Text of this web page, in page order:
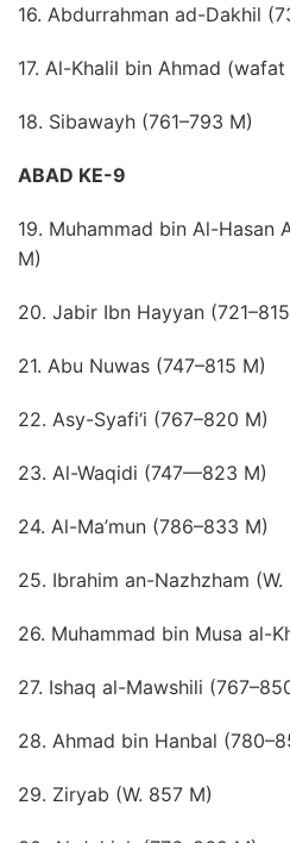
16. Abdurrahman ad-Dakhil
17. Al-Khalil bin Ahmad (wafat
18. Sibawayh (761–793 M)
ABAD KE-9
19. Muhammad bin Al-Hasan
M)
20. Jabir Ibn Hayyan
21. Abu Nuwas (747–815 M)
22. Asy-Syafi‘i (767–820 M)
23. Al-Waqidi (747—823 M)
24. Al-Ma’mun (786–833 M)
25. Ibrahim an-Nazhzham (W.
26. Muhammad bin Musa al-
27. Ishaq al-Mawshili
28. Ahmad bin Hanbal
29. Ziryab (W. 857 M)